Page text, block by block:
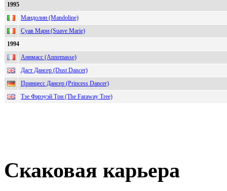
1995
Мандолин (Mandoline)
Суав Мари (Suave Marie)
1994
Аннмасс (Annemasse)
Даст Дансер (Dust Dancer)
Принцесс Дансер (Princess Dancer)
Тзе Фарэуэй Три (The Faraway Tree)
Скаковая карьера